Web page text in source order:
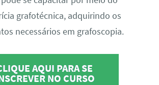
grafotécnica, adquirindo os
necessários em grafoscopia.
AQUI PARA SE
NO CURSO